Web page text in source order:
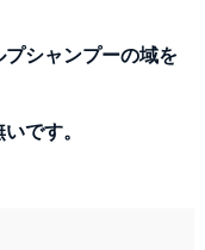
シャンプーの域を
です。